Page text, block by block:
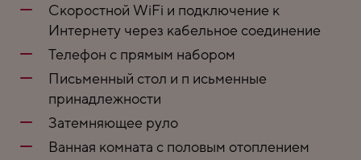
Скоростной WiFi и подключение к
Интернету через кабельное соединение
Телефон с прямым набором
Письменный стол и п исьменные
принадлежности
Затемняющее руло
Ванная комната с половым отоплением